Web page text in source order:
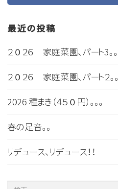
最近の投稿
２０２６ 家庭菜園、パート3。。
２０２６ 家庭菜園、パート２。。
2026 種まき（４５０円）。。。
春の足音。。
リデュース、リデュース！！